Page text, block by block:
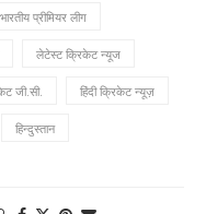
भारतीय प्रीमियर लीग
लेटेस्ट क्रिकेट न्यूज
जी.सी. हिंदी क्रिकेट न्यूज़
हिन्दुस्तान